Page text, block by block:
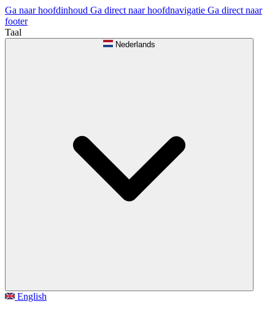
Ga naar hoofdinhoud Ga direct naar hoofdnavigatie Ga direct naar
footer
Taal
Nederlands
English